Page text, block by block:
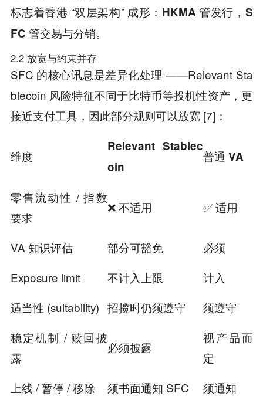
标志着香港 “双层架构” 成形： HKMA管发行， S
FC 管交易与分销。
2.2 放宽与约束并存
SFC 的核心讯息是差异化处理 ——Relevant Sta
blecoin 风险特征不同于比特币等投机性资产，更
接近支付工具，因此部分规则可以放宽 [7]：
维度
Relevant Stablec
oin
普通 VA
零售流动性 / 指数
要求
❌ 不适用 ✅ 适用
VA 知识评估 部分可豁免
必须
Exposure limit
不计入上限
计入
适当性 (suitability) 招揽时仍须遵守
须遵守
稳定机制 / 赎回披
露
必须披露
视产品而
定
上线 / 暂停 / 移除
须书面通知 SFC
须通知